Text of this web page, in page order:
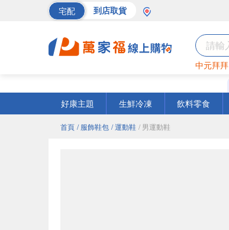
宅配 到店取貨
中元拜拜
好康主題
生鮮冷凍 飲料零食
首頁 / 服飾鞋包 / 運動鞋 / 男運動鞋